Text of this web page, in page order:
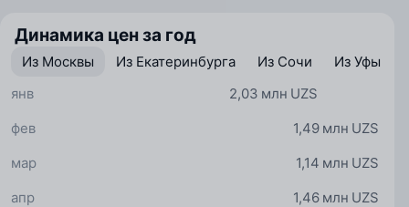
Динамика цен за год
Из Москвы Из Екатеринбурга Из Сочи Из Уфы
2,03 млн UZS
янв
1,49 млн UZS
фев
1,14 млн UZS
мар
1,46 млн UZS
апр